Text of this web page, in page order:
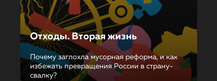
Отходы. Вторая жизнь
Почему заглохла мусорная реформа, и как
избежать превращения России в страну-
свалку?